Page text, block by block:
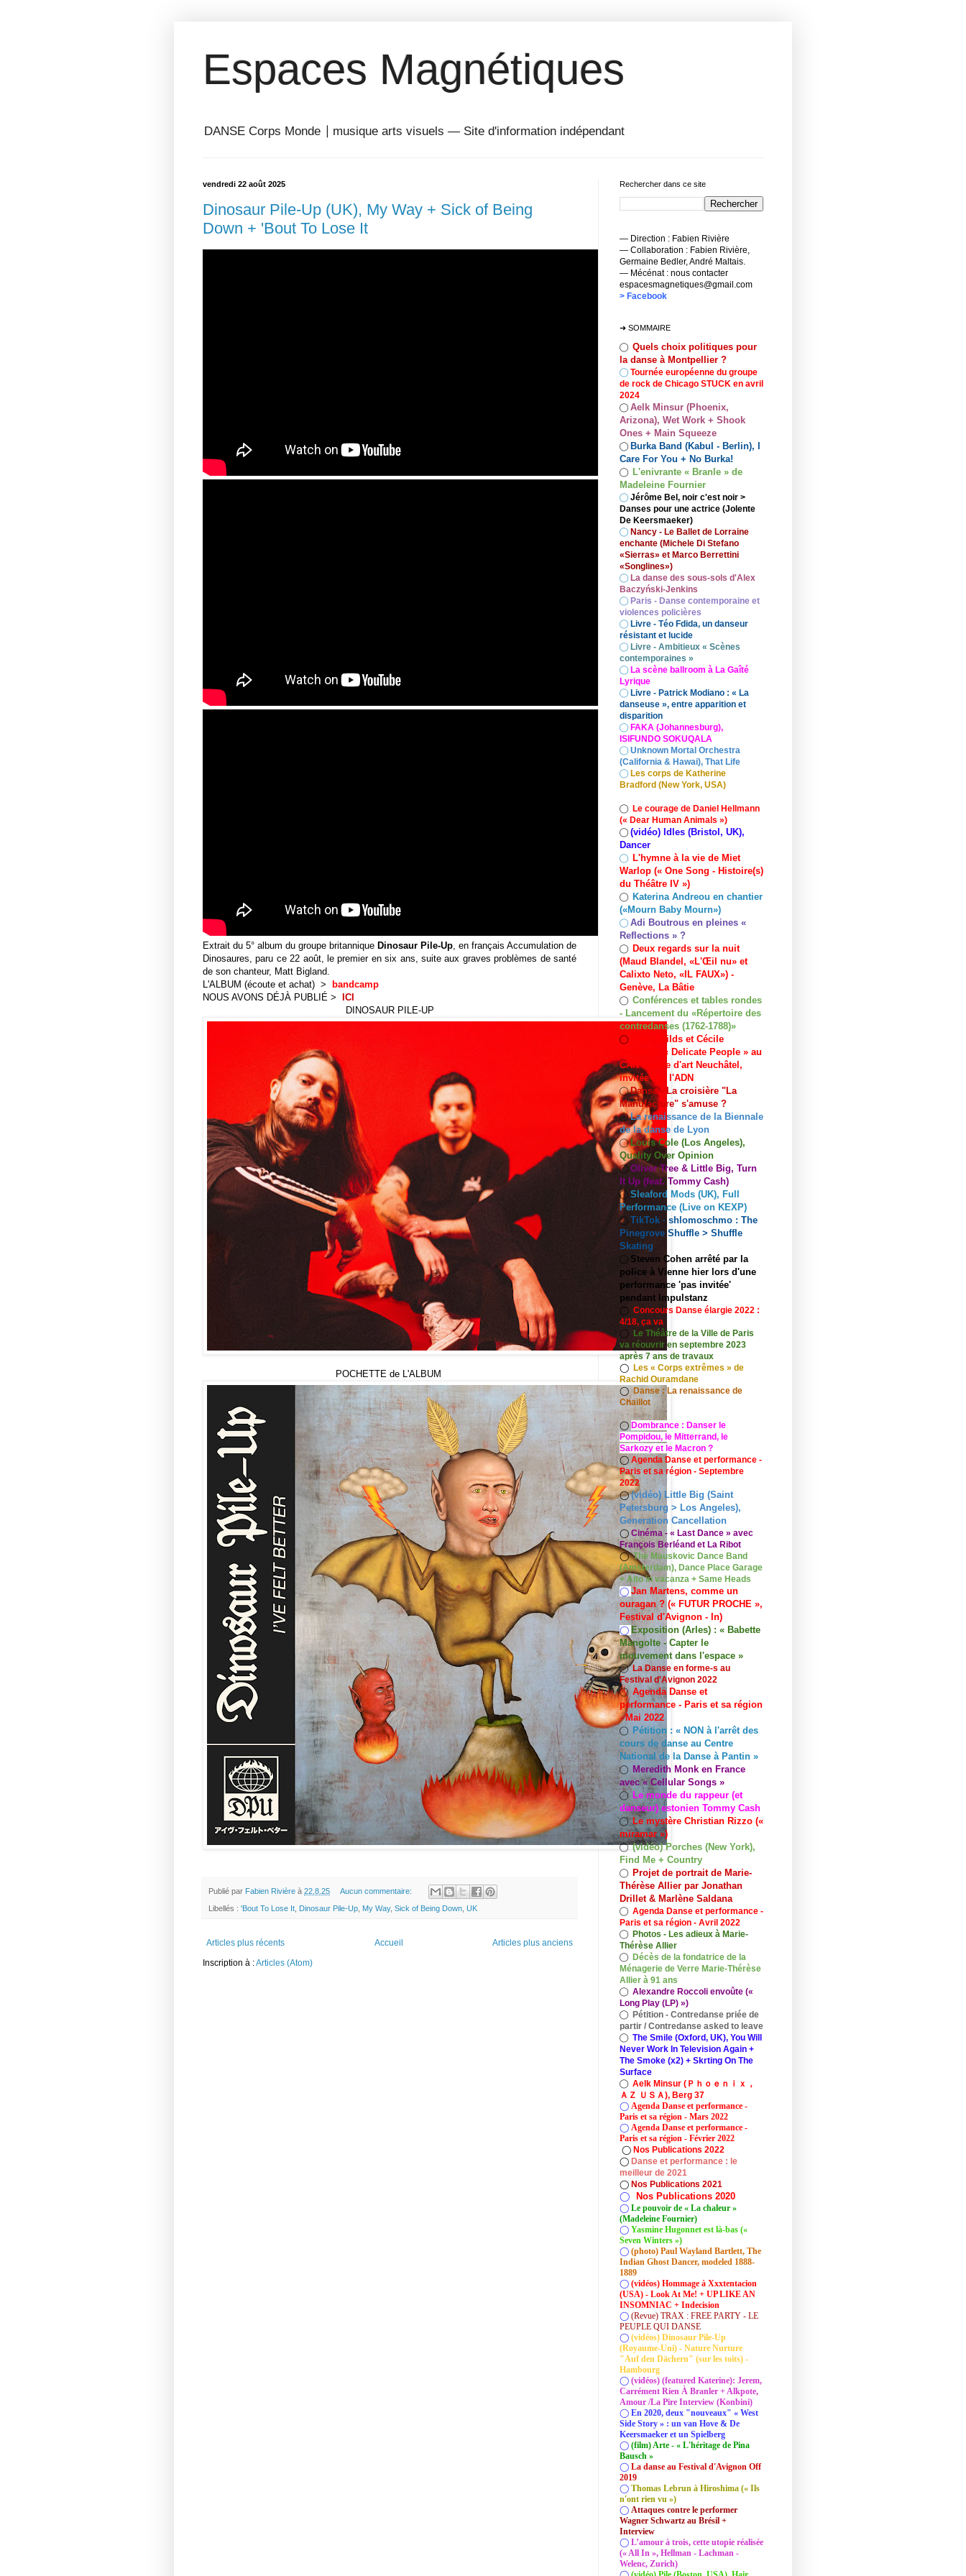
Espaces Magnétiques
DANSE Corps Monde ⎥ musique arts visuels — Site d'information indépendant
vendredi 22 août 2025
Dinosaur Pile-Up (UK), My Way + Sick of Being
Down + 'Bout To Lose It
Extrait du 5° album du groupe britannique Dinosaur Pile-Up, en français Accumulation de
Dinosaures, paru ce 22 août, le premier en six ans, suite aux graves problèmes de santé
de son chanteur, Matt Bigland.
L'ALBUM (écoute et achat) >
bandcamp
NOUS AVONS DÉJÀ PUBLIÉ >
ICI
DINOSAUR PILE-UP
POCHETTE de L'ALBUM
Publié par Fabien Rivière à 22.8.25 Aucun commentaire:
Libellés : 'Bout To Lose It Dinosaur Pile-Up My Way, Sick of Being Down UK
Articles plus récents Articles plus anciens
Accueil
Inscription à :Articles (Atom)
Rechercher dans ce site
— Direction : Fabien Rivière
— Collaboration : Fabien Rivière,
Germaine Bedler, André Maltais.
— Mécénat : nous contacter
espacesmagnetiques@gmail.com
> Facebook
➜ SOMMAIRE
◯ Quels choix politiques pour
la danse à Montpellier ?
◯ Tournée européenne du groupe
de rock de Chicago STUCK en avril
2024
◯ Aelk Minsur (Phoenix,
Arizona), Wet Work + Shook
Ones + Main Squeeze
◯ Burka Band (Kabul - Berlin), I
Care For You + No Burka!
◯ L'enivrante « Branle » de
Madeleine Fournier
◯ Jérôme Bel, noir c'est noir >
Danses pour une actrice (Jolente
De Keersmaeker)
◯ Nancy - Le Ballet de Lorraine
enchante (Michele Di Stefano
«Sierras» et Marco Berrettini
«Songlines»)
◯ La danse des sous-sols d'Alex
Baczyński-Jenkins
◯ Paris - Danse contemporaine et
violences policières
◯ Livre - Téo Fdida, un danseur
résistant et lucide
◯ Livre - Ambitieux « Scènes
contemporaines »
◯ La scène ballroom à La Gaîté
Lyrique
◯ Livre - Patrick Modiano : « La
danseuse », entre apparition et
disparition
◯ FAKA (Johannesburg),
ISIFUNDO SOKUQALA
◯ Unknown Mortal Orchestra
(California & Hawai), That Life
◯ Les corps de Katherine
Bradford (New York, USA)
◯ Le courage de Daniel Hellmann
(« Dear Human Animals »)
◯ (vidéo) Idles (Bristol, UK),
Dancer
◯ L'hymne à la vie de Miet
Warlop (« One Song - Histoire(s)
du Théâtre IV »)
◯ Katerina Andreou en chantier
(«Mourn Baby Mourn»)
◯ Adi Boutrous en pleines «
Reflections » ?
◯ Deux regards sur la nuit
(Maud Blandel, «L'Œil nu» et
Calixto Neto, «IL FAUX») -
Genève, La Bâtie
◯ Conférences et tables rondes
- Lancement du «Répertoire des
contredanses (1762-1788)»
◯
Ruth Childs et Cécile
Bouffard, « Delicate People » au
CAN Centre d'art Neuchâtel,
invitée par l'ADN
◯Danse - La croisière "La
Manufacture" s'amuse ?
◯La renaissance de la Biennale
de la danse de Lyon
◯Louis Cole (Los Angeles),
Quality Over Opinion
◯ Oliver Tree & Little Big, Turn
It Up (feat. Tommy Cash)
◯ Sleaford Mods (UK), Full
Performance (Live on KEXP)
◯ TikTok · shlomoschmo : The
Pinegrove Shuffle > Shuffle
Skating
◯ Steven Cohen arrêté par la
police à Vienne hier lors d'une
performance 'pas invitée'
pendant Impulstanz
◯ Concours Danse élargie 2022 :
4/18, ça va
◯ Le Théâtre de la Ville de Paris
va réouvrir en septembre 2023
après 7 ans de travaux
◯ Les « Corps extrêmes » de
Rachid Ouramdane
◯Danse : La renaissance de
Chaillot
◯ Dombrance : Danser le
Pompidou, le Mitterrand, le
Sarkozy et le Macron ?
◯ Agenda Danse et performance -
Paris et sa région - Septembre
2022
◯(vidéo) Little Big (Saint
Petersburg > Los Angeles),
Generation Cancellation
◯ Cinéma - « Last Dance » avec
François Berléand et La Ribot
◯The Mauskovic Dance Band
(Amsterdam), Dance Place Garage
+ Alto in vacanza + Same Heads
◯ Jan Martens, comme un
ouragan ? (« FUTUR PROCHE »,
Festival d'Avignon - In)
◯ Exposition (Arles) : « Babette
Mangolte - Capter le
mouvement dans l'espace »
◯La Danse en forme-s au
Festival d'Avignon 2022
◯Agenda Danse et
performance - Paris et sa région
- Mai 2022
◯ Pétition : « NON à l'arrêt des
cours de danse au Centre
National de la Danse à Pantin »
◯ Meredith Monk en France
avec « Cellular Songs »
◯ Le monde du rappeur (et
danseur) estonien Tommy Cash
◯Le mystère Christian Rizzo («
miramar »)
◯ (vidéo) Porches (New York),
Find Me + Country
◯ Projet de portrait de Marie-
Thérèse Allier par Jonathan
Drillet & Marlène Saldana
◯ Agenda Danse et performance -
Paris et sa région - Avril 2022
◯ Photos - Les adieux à Marie-
Thérèse Allier
◯ Décès de la fondatrice de la
Ménagerie de Verre Marie-Thérèse
Allier à 91 ans
◯ Alexandre Roccoli envoûte («
Long Play (LP) »)
◯ Pétition - Contredanse priée de
partir / Contredanse asked to leave
◯ The Smile (Oxford, UK), You Will
Never Work In Television Again +
The Smoke (x2) + Skrting On The
Surface
◯ Aelk Minsur (Ｐｈｏｅｎｉｘ，
ＡＺ ＵＳＡ), Berg 37
◯ Agenda Danse et performance -
Paris et sa région - Mars 2022
◯ Agenda Danse et performance -
Paris et sa région - Février 2022
◯ Nos Publications 2022
◯ Danse et performance : le
meilleur de 2021
◯ Nos Publications 2021
◯ Nos Publications 2020
◯ Le pouvoir de « La chaleur »
(Madeleine Fournier)
◯ Yasmine Hugonnet est là-bas («
Seven Winters »)
◯ (photo) Paul Wayland Bartlett, The
Indian Ghost Dancer, modeled 1888-
1889
◯ (vidéos) Hommage à Xxxtentacion
(USA) - Look At Me! + UP LIKE AN
INSOMNIAC + Indecision
◯ (Revue) TRAX : FREE PARTY - LE
PEUPLE QUI DANSE
◯ (vidéos) Dinosaur Pile-Up
(Royaume-Uni) - Nature Nurture
"Auf den Dächern" (sur les toits) -
Hambourg
◯ (vidéos) (featured Katerine): Jerem,
Carrément Rien À Branler + Alkpote,
Amour /La Pire Interview (Konbini)
◯ En 2020, deux "nouveaux" « West
Side Story » : un van Hove & De
Keersmaeker et un Spielberg
◯ (film) Arte - « L'héritage de Pina
Bausch »
◯ La danse au Festival d'Avignon Off
2019
◯ Thomas Lebrun à Hiroshima (« Ils
n'ont rien vu »)
◯ Attaques contre le performer
Wagner Schwartz au Brésil +
Interview
◯ L’amour à trois, cette utopie réalisée
(« All In », Hellman - Lachman -
Welenc, Zurich)